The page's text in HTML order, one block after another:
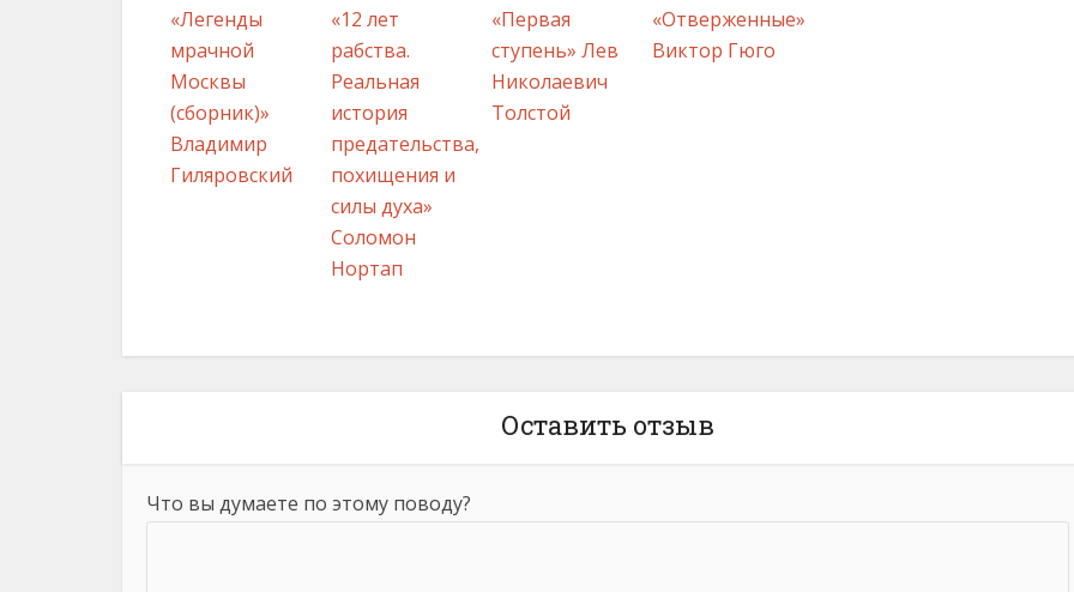
«Легенды
мрачной
Москвы
(сборник)»
Владимир
Гиляровский
«12 лет
рабства.
Реальная
история
предательства,
похищения и
силы духа»
Соломон
Нортап
«Первая
ступень» Лев
Николаевич
Толстой
«Отверженные»
Виктор Гюго
Оставить отзыв
Что вы думаете по этому поводу?